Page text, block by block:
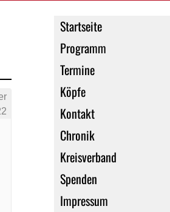
Startseite
Programm
Termine
Köpfe
Kontakt
Chronik
Kreisverband
Spenden
Impressum